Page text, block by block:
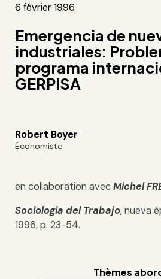
6 février 1996
Emergencia de
industriales:
programa
GERPISA
Robert Boyer
Économiste
en collaboration avecMichel
Sociologia del Trabajo, nueva
1996, p. 23-54.
Thèmes